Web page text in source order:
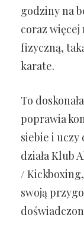
godziny na
coraz więcej
fizyczną,
karate.
To
poprawia
siebie i uczy
działa Klub
/
swoją